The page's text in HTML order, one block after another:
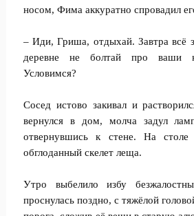
носом, Фима аккуратно спровадил
– Иди, Гриша, отдыхай. Завтра всё
деревне не болтай про ваши
Условимся?
Сосед истово закивал и
вернулся в дом, молча задул
отвернувшись к стене. На столе
обглоданный скелет леща.
Утро выбелило избу
проснулась поздно, с тяжёлой